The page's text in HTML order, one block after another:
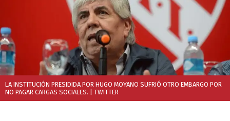
LA INSTITUCIÓN PRESIDIDA POR HUGO MOYANO SUFRIÓ OTRO EMBARGO POR
NO PAGAR CARGAS SOCIALES. | TWITTER